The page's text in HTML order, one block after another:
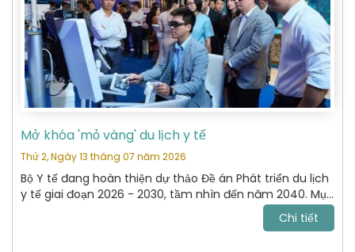
Mở khóa 'mỏ vàng' du lịch y tế
Thứ 2, Ngày 13 tháng 07 năm 2026
Bộ Y tế đang hoàn thiện dự thảo Đề án Phát triển du lịch
y tế giai đoạn 2026 - 2030, tầm nhìn đến năm 2040. Mục
tiêu tới năm 2030, VN trở thành điểm đến chăm sóc sức
khỏe uy tín, cạnh tranh trong khu vực Đông Nam Á và
Chi tiết